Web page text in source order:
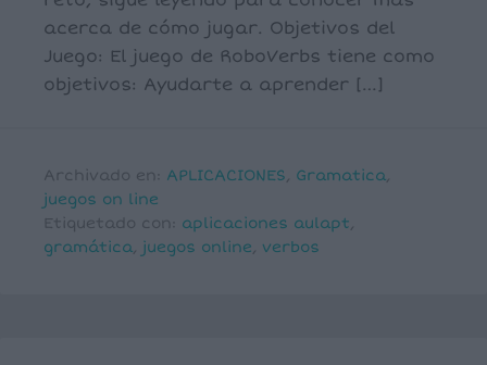
acerca de cómo jugar. Objetivos del
Juego: El juego de RoboVerbs tiene como
objetivos: Ayudarte a aprender […]
Archivado en: APLICACIONES, Gramatica,
juegos on line
Etiquetado con: aplicaciones aulapt,
gramática, juegos online, verbos